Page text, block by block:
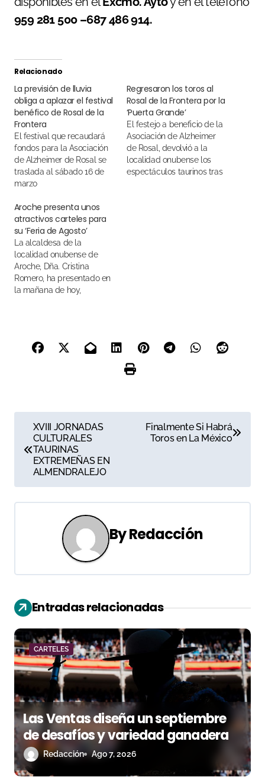
959 281 500 –687 486 914.
Relacionado
La previsión de lluvia
obliga a aplazar el festival
benéfico de Rosal de la
Frontera
El festival que recaudará
fondos para la Asociación
de Alzheimer de Rosal se
traslada al sábado 16 de
marzo
Regresaron los toros al
Rosal de la Frontera por la
‘Puerta Grande’
El festejo a beneficio de la
Asociación de Alzheimer
de Rosal, devolvió a la
localidad onubense los
espectáculos taurinos tras
Aroche presenta unos
atractivos carteles para
su ‘Feria de Agosto’
localidad onubense de
Aroche, Dña. Cristina
Romero, ha presentado en
la mañana de hoy,
Agosto
a
e
c
i
ó
n
d
e
e
n
t
XVIII JORNADAS
CULTURALES
TAURINAS
EXTREMEÑAS EN
ALMENDRALEJO
Finalmente Si Habrá
Toros en La México
ByRedacción
Entradas relacionadas
CARTELES
Las Ventas diseña un septiembre
de desafíos y variedad ganadera
Redacción Ago 7, 2026